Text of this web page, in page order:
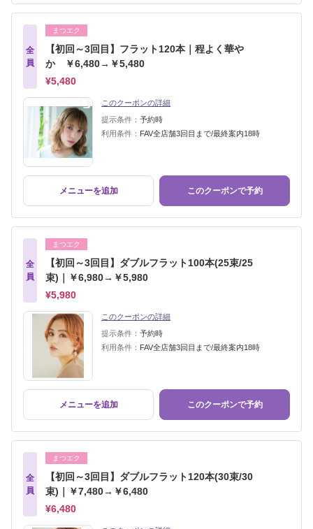
全
員
まつエク
【初回～3回目】フラット120本｜程よく華や
か ￥6,480→￥5,480
¥5,480
このクーポンの詳細
提示条件： 予約時
利用条件： FAV全店舗3回目まで/最終案内18時
メニューを追加 このクーポンで予約
全
員
まつエク
【初回～3回目】ダブルフラット100本(25束/25
束)｜￥6,980→￥5,980
¥5,980
このクーポンの詳細
提示条件： 予約時
利用条件： FAV全店舗3回目まで/最終案内18時
メニューを追加 このクーポンで予約
全
員
まつエク
【初回～3回目】ダブルフラット120本(30束/30
束)｜￥7,480→￥6,480
¥6,480